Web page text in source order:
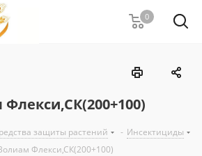
0
защиты растений - Инсектициды
Флекси,СК(200+100)